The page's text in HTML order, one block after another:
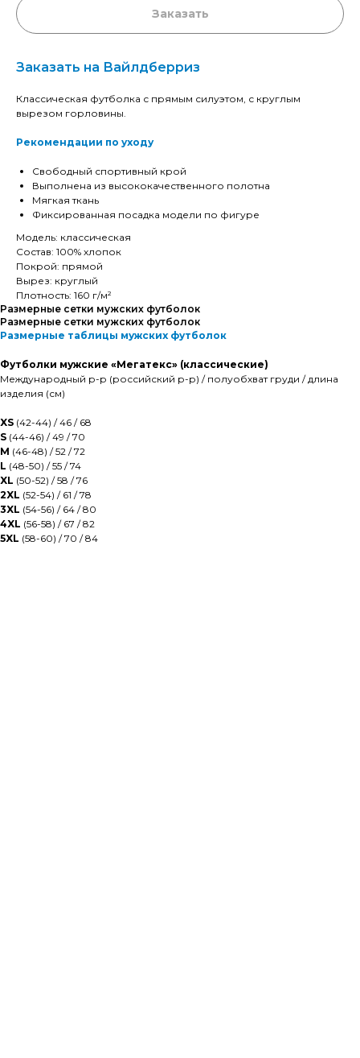
Заказать
Заказать на Вайлдберриз
Классическая футболка с прямым силуэтом, с круглым
вырезом горловины.
Рекомендации по уходу
Свободный спортивный крой
Выполнена из высококачественного полотна
Мягкая ткань
Фиксированная посадка модели по фигуре
Модель: классическая
Состав: 100% хлопок
Покрой: прямой
Вырез: круглый
Плотность: 160 г/м²
Размерные сетки мужских футболок
Размерные сетки мужских футболок
Размерные таблицы мужских футболок
Футболки мужские «Мегатекс» (классические)
Международный р-р (российский р-р) / полуобхват груди / длина
изделия (см)
XS (42-44) / 46 / 68
S (44-46) / 49 / 70
M (46-48) / 52 / 72
L (48-50) / 55 / 74
XL (50-52) / 58 / 76
2XL (52-54) / 61 / 78
3XL (54-56) / 64 / 80
4XL (56-58) / 67 / 82
5XL (58-60) / 70 / 84